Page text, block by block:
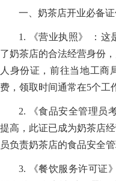
一、奶茶店开业必备
1. 《营业执照》 ：这
了奶茶店的合法经营身份
人身份证，前往当地工商
费，领取时间通常在5个工
2. 《食品安全管理员
提高，此证已成为奶茶店
员负责奶茶店的食品安全
3. 《餐饮服务许可证